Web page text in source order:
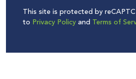
This site is protected by
to Privacy Policyand Terms of